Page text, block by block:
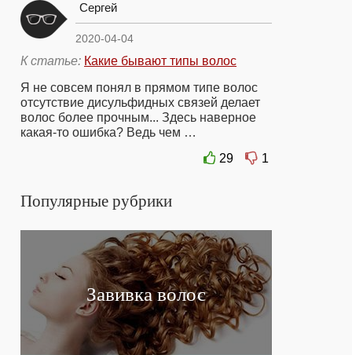
Сергей
2020-04-04
К статье: Какие бывают типы волос
Я не совсем понял в прямом типе волос
отсутствие дисульфидных связей делает
волос более прочным... Здесь наверное
какая-то ошибка? Ведь чем …
29
1
Популярные рубрики
Завивка волос